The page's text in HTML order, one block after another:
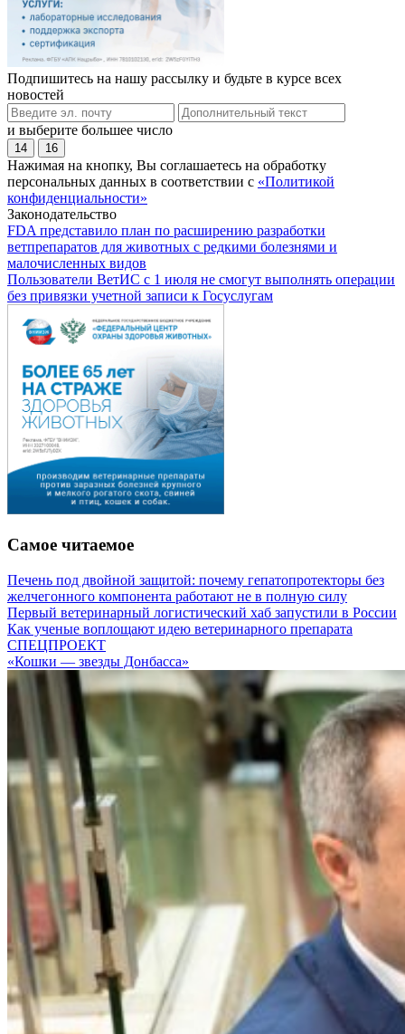
Подпишитесь на нашу рассылку и будьте в курсе всех
новостей
и выберите большее число
14 16
Нажимая на кнопку, Вы соглашаетесь на обработку
персональных данных в соответствии с «Политикой
конфиденциальности»
Законодательство
FDA представило план по расширению разработки
ветпрепаратов для животных с редкими болезнями и
малочисленных видов
Пользователи ВетИС с 1 июля не смогут выполнять операции
без привязки учетной записи к Госуслугам
Самое читаемое
Печень под двойной защитой: почему гепатопротекторы без
желчегонного компонента работают не в полную силу
Первый ветеринарный логистический хаб запустили в России
Как ученые воплощают идею ветеринарного препарата
СПЕЦПРОЕКТ
«Кошки — звезды Донбасса»